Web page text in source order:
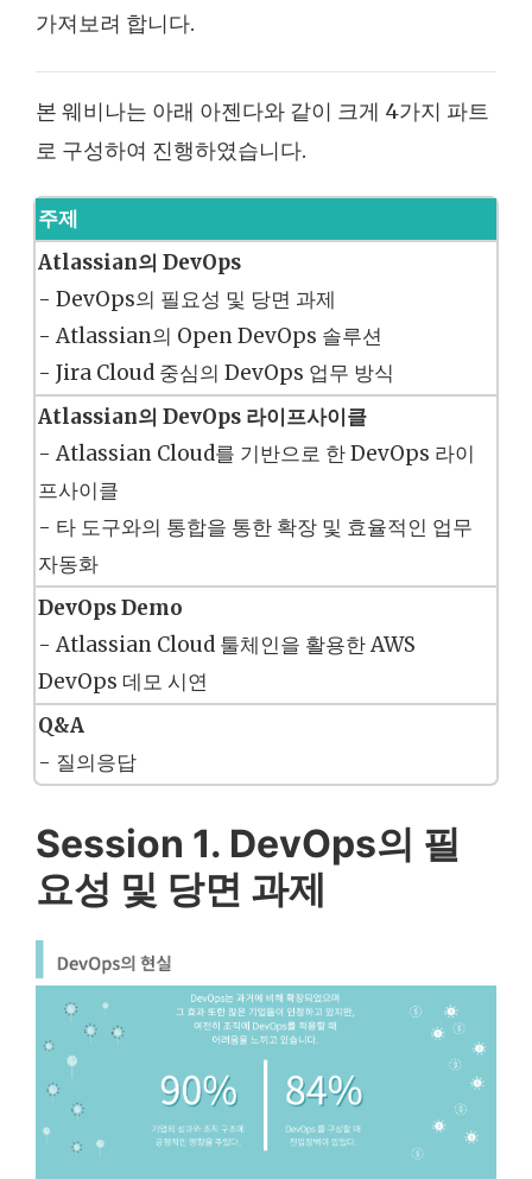
가져보려 합니다.
본 웨비나는 아래 아젠다와 같이 크게 4가지 파트
로 구성하여 진행하였습니다.
주제
Atlassian의 DevOps
- DevOps의 필요성 및 당면 과제
- Atlassian의 Open DevOps 솔루션
- Jira Cloud 중심의 DevOps 업무 방식
Atlassian의 DevOps 라이프사이클
- Atlassian Cloud를 기반으로 한 DevOps 라이
프사이클
- 타 도구와의 통합을 통한 확장 및 효율적인 업무
자동화
DevOps Demo
- Atlassian Cloud 툴체인을 활용한 AWS
DevOps 데모 시연
Q&A
- 질의응답
Session 1. DevOps의 필
요성 및 당면 과제